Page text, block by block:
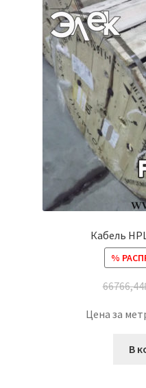
Кабель
%
66766,44
Цена за
В